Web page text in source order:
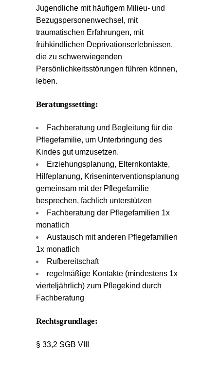
Jugendliche mit häufigem Milieu- und
Bezugspersonenwechsel, mit
traumatischen Erfahrungen, mit
frühkindlichen Deprivationserlebnissen,
die zu schwerwiegenden
Persönlichkeitsstörungen führen können,
leben.
Beratungssetting:
Fachberatung und Begleitung für die
Pflegefamilie, um Unterbringung des
Kindes gut umzusetzen.
Erziehungsplanung, Elternkontakte,
Hilfeplanung, Kriseninterventionsplanung
gemeinsam mit der Pflegefamilie
besprechen, fachlich unterstützen
Fachberatung der Pflegefamilien 1x
monatlich
Austausch mit anderen Pflegefamilien
1x monatlich
Rufbereitschaft
regelmäßige Kontakte (mindestens 1x
vierteljährlich) zum Pflegekind durch
Fachberatung
Rechtsgrundlage:
§ 33,2 SGB VIII